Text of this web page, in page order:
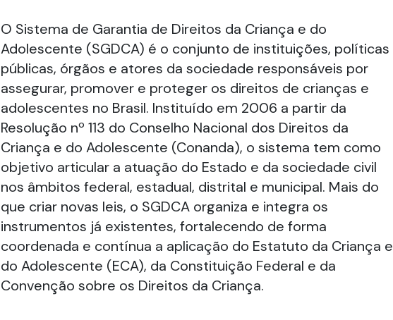
O Sistema de Garantia de Direitos da Criança e do
Adolescente (SGDCA) é o conjunto de instituições, políticas
públicas, órgãos e atores da sociedade responsáveis por
assegurar, promover e proteger os direitos de crianças e
adolescentes no Brasil. Instituído em 2006 a partir da
Resolução nº 113 do Conselho Nacional dos Direitos da
Criança e do Adolescente (Conanda), o sistema tem como
objetivo articular a atuação do Estado e da sociedade civil
nos âmbitos federal, estadual, distrital e municipal. Mais do
que criar novas leis, o SGDCA organiza e integra os
instrumentos já existentes, fortalecendo de forma
coordenada e contínua a aplicação do Estatuto da Criança e
do Adolescente (ECA), da Constituição Federal e da
Convenção sobre os Direitos da Criança.